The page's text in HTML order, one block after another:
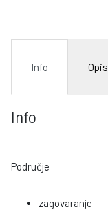
Info Opis
Info
Područje
zagovaranje